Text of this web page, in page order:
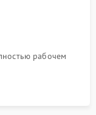
рабочем